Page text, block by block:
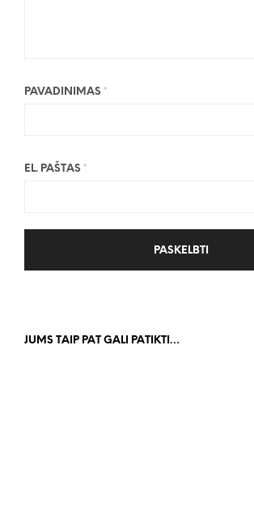
PAVADINIMAS *
EL. PAŠTAS *
JUMS TAIP PAT GALI PATIKTI…